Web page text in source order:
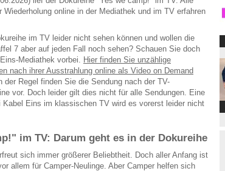
Wiederholung online in der Mediathek und im TV erfahren
im TV leider nicht sehen können und wollen die
7 aber auf jeden Fall noch sehen? Schauen Sie doch
Mediathek vorbei.
Hier finden Sie unzählige
nach ihrer Ausstrahlung online als Video on Demand
der Regel finden Sie die Sendung nach der TV-
vor. Doch leider gilt dies nicht für alle Sendungen. Eine
Kabel Eins im klassischen TV wird es vorerst leider nicht
im TV: Darum geht es in der Dokureihe
sich immer größerer Beliebtheit. Doch aller Anfang ist
allem für Camper-Neulinge. Aber Camper helfen sich